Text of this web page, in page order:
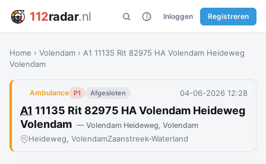
112radar.nl Inloggen Registreren
Home › Volendam › A1 11135 Rit 82975 HA Volendam Heideweg
Volendam
Ambulance P1 Afgesloten 04-06-2026 12:28
A1 11135 Rit 82975 HA Volendam Heideweg
Volendam — Volendam Heideweg, Volendam
Heideweg, VolendamZaanstreek-Waterland